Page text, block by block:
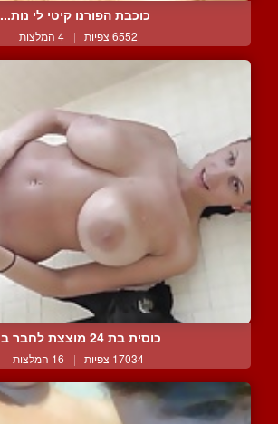
כוכבת הפורנו קיטי לי נות...
6552 צפיות | 4 המלצות
כוסית בת 24 מוצצת לחבר ב...
17034 צפיות | 16 המלצות